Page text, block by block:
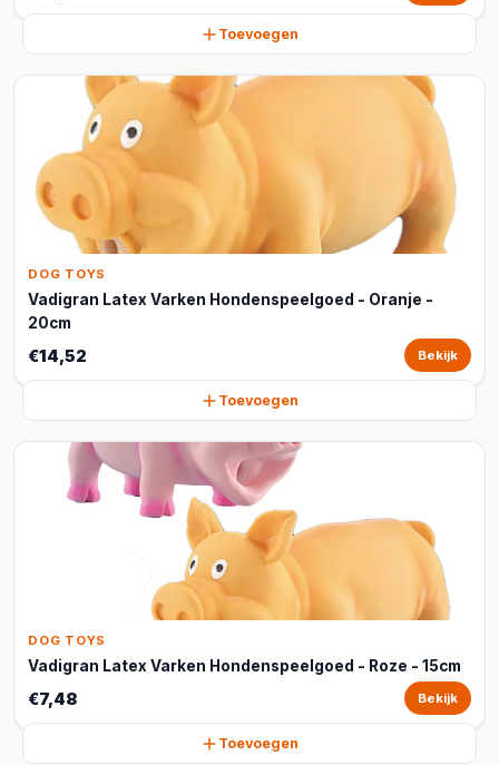
Toevoegen
DOG TOYS
Vadigran Latex Varken Hondenspeelgoed - Oranje -
20cm
€14,52 Bekijk
Toevoegen
DOG TOYS
Vadigran Latex Varken Hondenspeelgoed - Roze - 15cm
€7,48 Bekijk
Toevoegen